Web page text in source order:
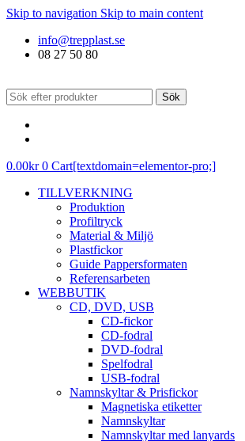
Skip to navigation Skip to main content
info@trepplast.se
08 27 50 80
Sök
0.00kr 0 Cart[textdomain=elementor-pro;]
TILLVERKNING
Produktion
Profiltryck
Material & Miljö
Plastfickor
Guide Pappersformaten
Referensarbeten
WEBBUTIK
CD, DVD, USB
CD-fickor
CD-fodral
DVD-fodral
Spelfodral
USB-fodral
Namnskyltar & Prisfickor
Magnetiska etiketter
Namnskyltar
Namnskyltar med lanyards